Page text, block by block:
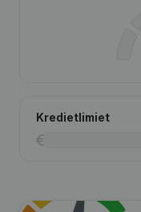
Kredietlimiet